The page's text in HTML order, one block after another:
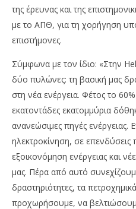
της έρευνας και της
με το ΑΠΘ, για τη χορήγηση
επιστήμονες.
Σύμφωνα με τον ίδιο: «Στην
δύο πυλώνες: τη βασική μας
στη νέα ενέργεια. Φέτος το
εκατοντάδες εκατομμύρια
ανανεώσιμες πηγές ενέργειας.
ηλεκτροκίνηση, σε
εξοικονόμηση ενέργειας και
μας. Πέρα από αυτό
δραστηριότητες, τα
προχωρήσουμε, να